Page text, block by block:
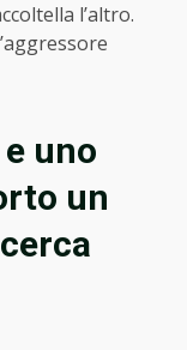
l’altro.
uno
un